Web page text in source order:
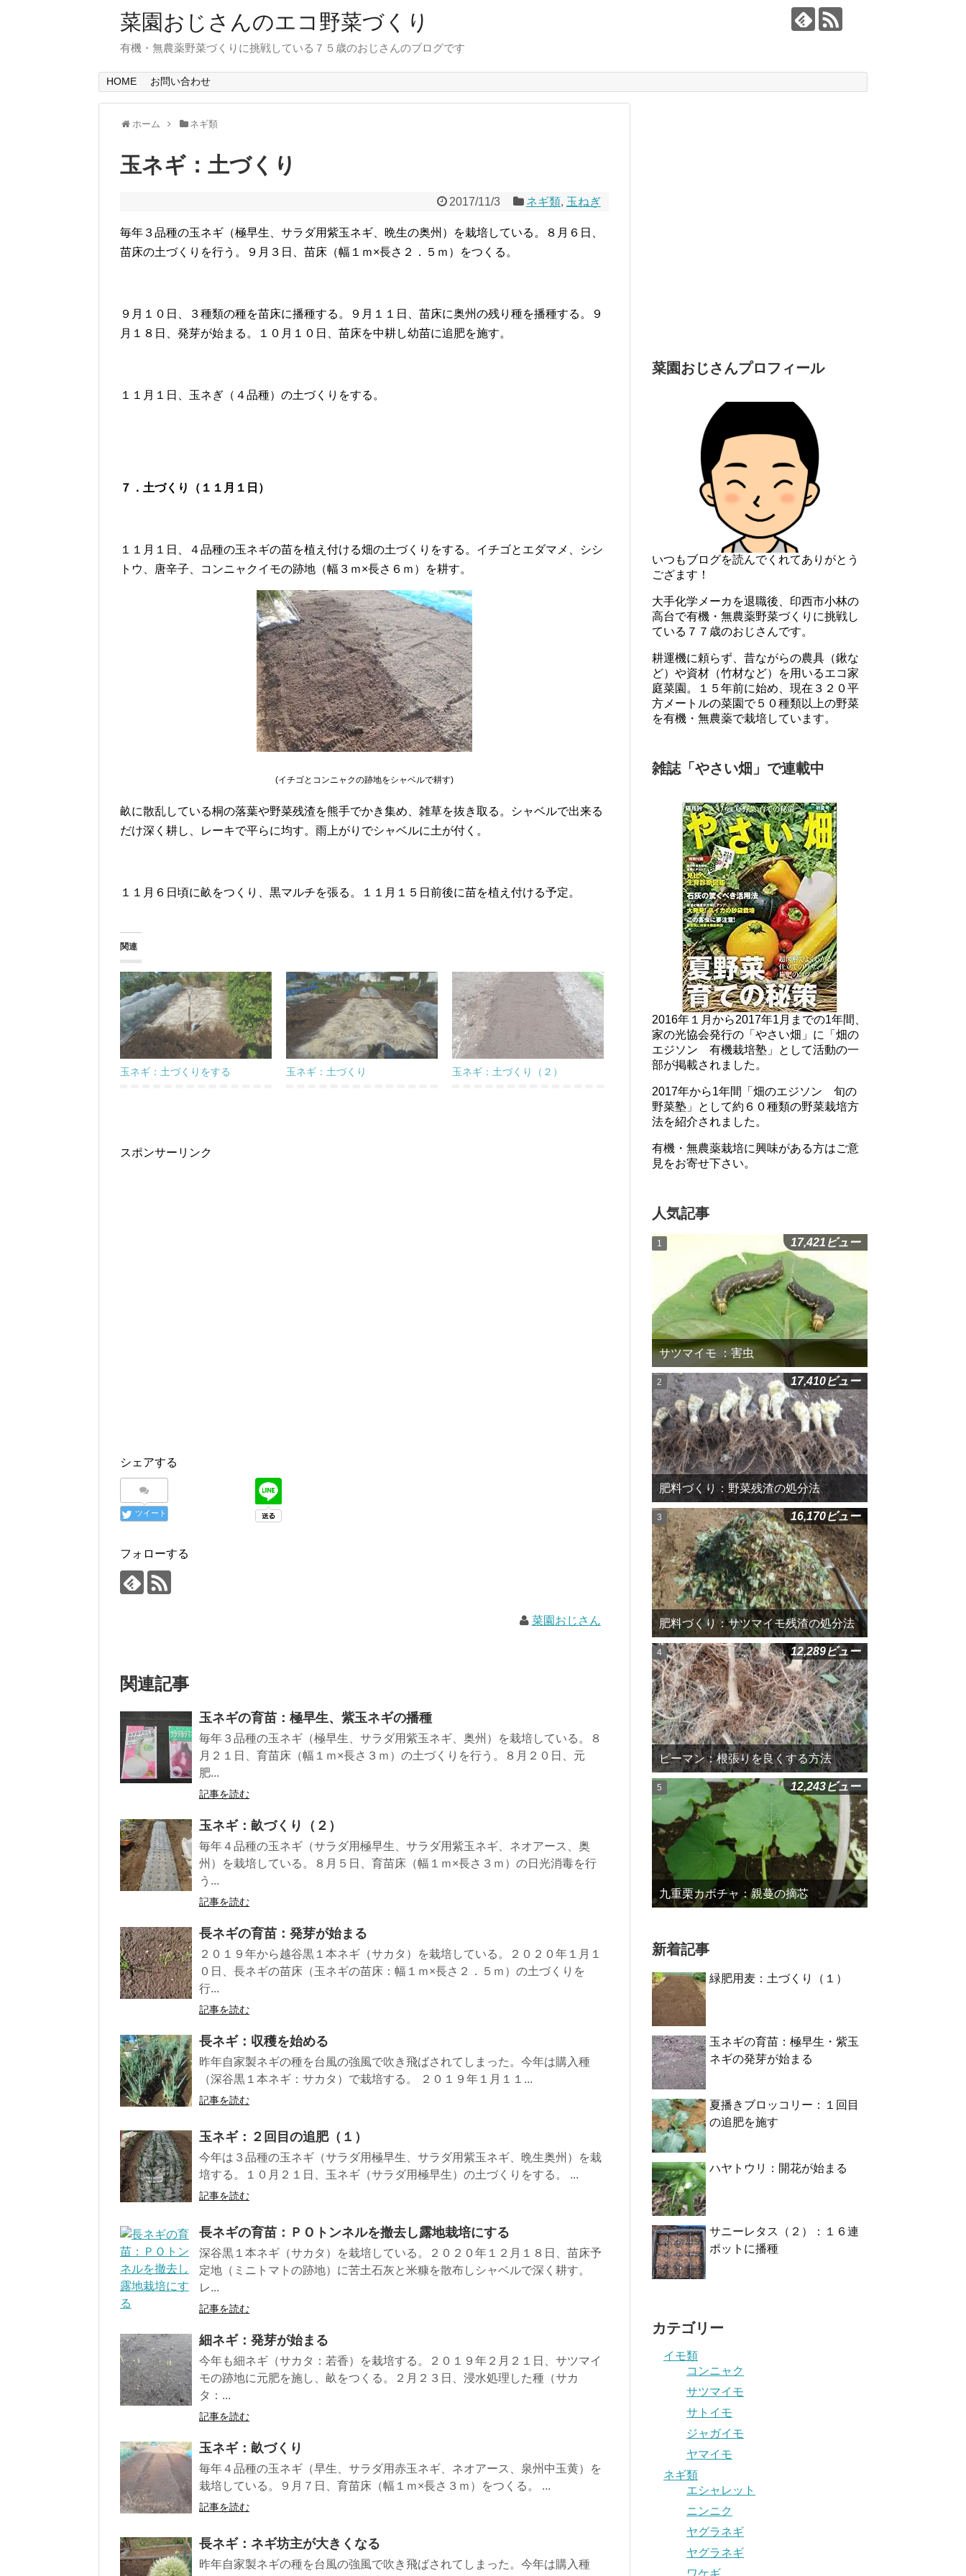
菜園おじさんのエコ野菜づくり
有機・無農薬野菜づくりに挑戦している７５歳のおじさんのブログです
HOME お問い合わせ
ホーム ネギ類
玉ネギ：土づくり
2017/11/3 ネギ類, 玉ねぎ
毎年３品種の玉ネギ（極早生、サラダ用紫玉ネギ、晩生の奥州）を栽培している。８月６日、
苗床の土づくりを行う。９月３日、苗床（幅１ｍ×長さ２．５ｍ）をつくる。
９月１０日、３種類の種を苗床に播種する。９月１１日、苗床に奥州の残り種を播種する。９
月１８日、発芽が始まる。１０月１０日、苗床を中耕し幼苗に追肥を施す。
１１月１日、玉ネぎ（４品種）の土づくりをする。
７．土づくり（１１月１日）
１１月１日、４品種の玉ネギの苗を植え付ける畑の土づくりをする。イチゴとエダマメ、シシ
トウ、唐辛子、コンニャクイモの跡地（幅３ｍ×長さ６ｍ）を耕す。
(イチゴとコンニャクの跡地をシャベルで耕す)
畝に散乱している桐の落葉や野菜残渣を熊手でかき集め、雑草を抜き取る。シャベルで出来る
だけ深く耕し、レーキで平らに均す。雨上がりでシャベルに土が付く。
１１月６日頃に畝をつくり、黒マルチを張る。１１月１５日前後に苗を植え付ける予定。
関連
玉ネギ：土づくりをする 玉ネギ：土づくり 玉ネギ：土づくり（２）
スポンサーリンク
シェアする
ツイート
フォローする
菜園おじさん
関連記事
玉ネギの育苗：極早生、紫玉ネギの播種
毎年３品種の玉ネギ（極早生、サラダ用紫玉ネギ、奥州）を栽培している。８
月２１日、育苗床（幅１ｍ×長さ３ｍ）の土づくりを行う。８月２０日、元
肥...
記事を読む
玉ネギ：畝づくり（２）
毎年４品種の玉ネギ（サラダ用極早生、サラダ用紫玉ネギ、ネオアース、奥
州）を栽培している。８月５日、育苗床（幅１ｍ×長さ３ｍ）の日光消毒を行
う...
記事を読む
長ネギの育苗：発芽が始まる
２０１９年から越谷黒１本ネギ（サカタ）を栽培している。２０２０年１月１
０日、長ネギの苗床（玉ネギの苗床：幅１ｍ×長さ２．５ｍ）の土づくりを
行...
記事を読む
長ネギ：収穫を始める
昨年自家製ネギの種を台風の強風で吹き飛ばされてしまった。今年は購入種
（深谷黒１本ネギ：サカタ）で栽培する。 ２０１９年１月１１...
記事を読む
玉ネギ：２回目の追肥（１）
今年は３品種の玉ネギ（サラダ用極早生、サラダ用紫玉ネギ、晩生奥州）を栽
培する。１０月２１日、玉ネギ（サラダ用極早生）の土づくりをする。 ...
記事を読む
長ネギの育苗：ＰＯトンネルを撤去し露地栽培にする
深谷黒１本ネギ（サカタ）を栽培している。２０２０年１２月１８日、苗床予
定地（ミニトマトの跡地）に苦土石灰と米糠を散布しシャベルで深く耕す。
レ...
記事を読む
細ネギ：発芽が始まる
今年も細ネギ（サカタ：若香）を栽培する。２０１９年２月２１日、サツマイ
モの跡地に元肥を施し、畝をつくる。２月２３日、浸水処理した種（サカ
タ：...
記事を読む
玉ネギ：畝づくり
毎年４品種の玉ネギ（早生、サラダ用赤玉ネギ、ネオアース、泉州中玉黄）を
栽培している。９月７日、育苗床（幅１ｍ×長さ３ｍ）をつくる。 ...
記事を読む
長ネギ：ネギ坊主が大きくなる
昨年自家製ネギの種を台風の強風で吹き飛ばされてしまった。今年は購入種
菜園おじさんプロフィール
いつもブログを読んでくれてありがとう
ござます！
大手化学メーカを退職後、印西市小林の
高台で有機・無農薬野菜づくりに挑戦し
ている７７歳のおじさんです。
耕運機に頼らず、昔ながらの農具（鍬な
ど）や資材（竹材など）を用いるエコ家
庭菜園。１５年前に始め、現在３２０平
方メートルの菜園で５０種類以上の野菜
を有機・無農薬で栽培しています。
雑誌「やさい畑」で連載中
2016年１月から2017年1月までの1年間、
家の光協会発行の「やさい畑」に「畑の
エジソン 有機栽培塾」として活動の一
部が掲載されました。
2017年から1年間「畑のエジソン 旬の
野菜塾」として約６０種類の野菜栽培方
法を紹介されました。
有機・無農薬栽培に興味がある方はご意
見をお寄せ下さい。
人気記事
サツマイモ ：害虫
17,421ビュー
肥料づくり：野菜残渣の処分法
17,410ビュー
肥料づくり：サツマイモ残渣の処分法
16,170ビュー
ピーマン：根張りを良くする方法
12,289ビュー
九重栗カボチャ：親蔓の摘芯
12,243ビュー
新着記事
緑肥用麦：土づくり（１）
玉ネギの育苗：極早生・紫玉
ネギの発芽が始まる
夏播きブロッコリー：１回目
の追肥を施す
ハヤトウリ：開花が始まる
サニーレタス（２）：１６連
ポットに播種
カテゴリー
イモ類
コンニャク
サツマイモ
サトイモ
ジャガイモ
ヤマイモ
ネギ類
エシャレット
ニンニク
ヤグラネギ
ヤグラネギ
ワケギ